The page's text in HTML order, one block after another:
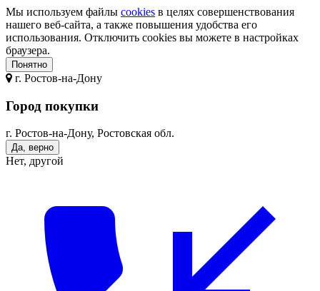
Мы используем файлы cookies в целях совершенствования
нашего веб-сайта, а также повышения удобства его
использования. Отключить cookies вы можете в настройках
браузера.
Понятно
г. Ростов-на-Дону
Город покупки
г. Ростов-на-Дону, Ростовская обл.
Да, верно
Нет, другой